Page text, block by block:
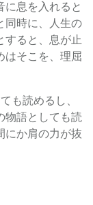
息を入れると
同時に、人生の
すると、息が止
はそこを、理屈
も読めるし、
物語としても読
にか肩の力が抜